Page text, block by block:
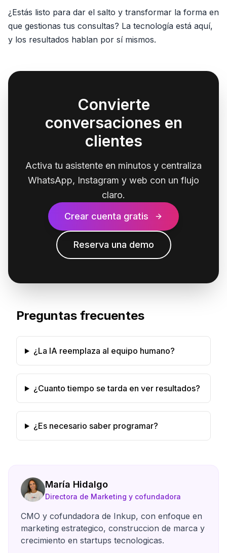
¿Estás listo para dar el salto y transformar la forma en
que gestionas tus consultas? La tecnología está aquí,
y los resultados hablan por sí mismos.
Convierte
conversaciones en
clientes
Activa tu asistente en minutos y centraliza
WhatsApp, Instagram y web con un flujo
claro.
Crear cuenta gratis
Reserva una demo
Preguntas frecuentes
¿La IA reemplaza al equipo humano?
¿Cuanto tiempo se tarda en ver resultados?
¿Es necesario saber programar?
María Hidalgo
Directora de Marketing y cofundadora
CMO y cofundadora de Inkup, con enfoque en
marketing estrategico, construccion de marca y
crecimiento en startups tecnologicas.